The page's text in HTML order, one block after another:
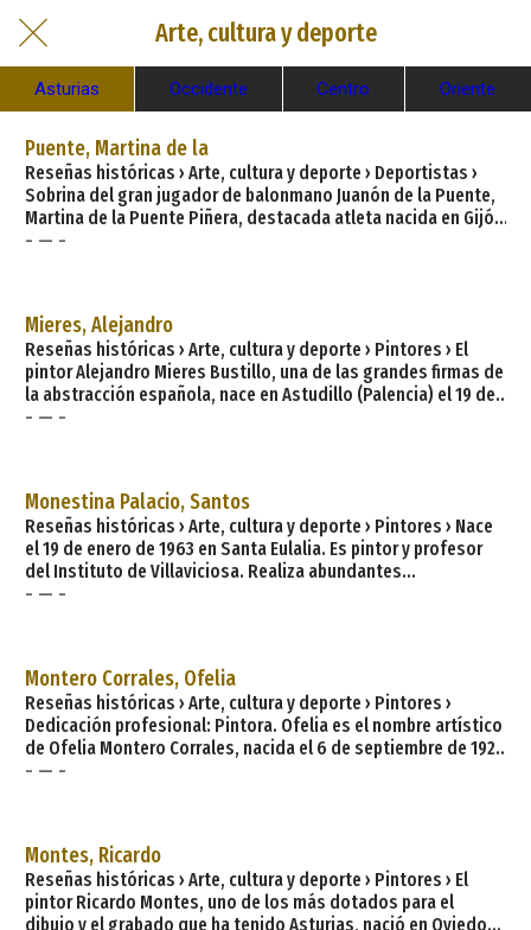
Arte, cultura y deporte
Asturias Occidente Centro Oriente
Puente, Martina de la
Reseñas históricas › Arte, cultura y deporte › Deportistas ›
Sobrina del gran jugador de balonmano Juanón de la Puente,
Martina de la Puente Piñera, destacada atleta nacida en Gijón
(Asturias) el 4 de abril de 1975, que participa en los Juegos
practicado balonmano y piragüismo. En 1991 ficha por la Agru
- — -
Mieres, Alejandro
Reseñas históricas › Arte, cultura y deporte › Pintores › El
pintor Alejandro Mieres Bustillo, una de las grandes firmas de
la abstracción española, nace en Astudillo (Palencia) el 19 de
agosto de 1927 y reside en Gijón (Asturias) desde 1960.
en Madrid. Abandona los estudios e ingresa en la
- — -
Monestina Palacio, Santos
Reseñas históricas › Arte, cultura y deporte › Pintores › Nace
el 19 de enero de 1963 en Santa Eulalia. Es pintor y profesor
del Instituto de Villaviciosa. Realiza abundantes
exposiciones de su obra pictórica. Fuente: Ayuntamiento de
N de naturalmente. Naturaleza, prados, bosques bucólicos,
paraíso de la tranquilidad. Decir Cabra
- — -
Montero Corrales, Ofelia
Reseñas históricas › Arte, cultura y deporte › Pintores ›
Dedicación profesional: Pintora. Ofelia es el nombre artístico
de Ofelia Montero Corrales, nacida el 6 de septiembre de 1927
en Ribadesella. Es autodidacta. Desde 1973 viene celebrando
constancia plástica. Dibuja con gran correcció
- — -
Montes, Ricardo
Reseñas históricas › Arte, cultura y deporte › Pintores › El
pintor Ricardo Montes, uno de los más dotados para el
dibujo y el grabado que ha tenido Asturias, nació en Oviedo